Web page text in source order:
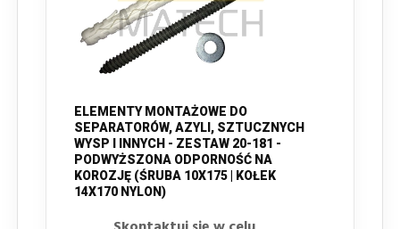
ELEMENTY MONTAŻOWE DO
SEPARATORÓW, AZYLI, SZTUCZNYCH
WYSP I INNYCH - ZESTAW 20-181 -
PODWYŻSZONA ODPORNOŚĆ NA
KOROZJĘ (ŚRUBA 10X175 | KOŁEK
14X170 NYLON)